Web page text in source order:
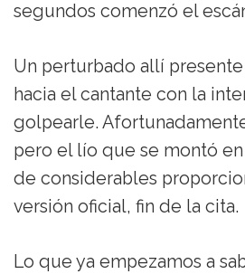
segundos comenzó el
Un perturbado allí
hacia el cantante con la
golpearle.
pero el lío que se montó
de considerables
versión oficial, fin de la cita.
Lo que ya empezamos a